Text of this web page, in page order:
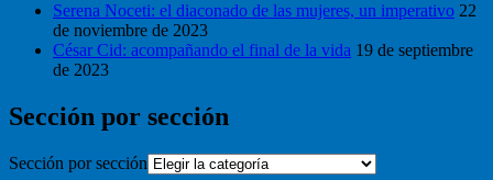
Serena Noceti: el diaconado de las mujeres, un imperativo 22
de noviembre de 2023
César Cid: acompañando el final de la vida 19 de septiembre
de 2023
Sección por sección
Sección por sección